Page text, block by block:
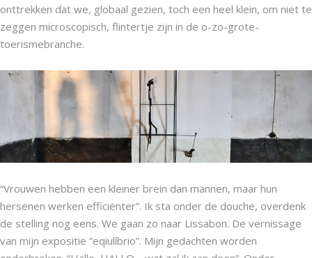
onttrekken dat we, globaal gezien, toch een heel klein, om niet te
zeggen microscopisch, flintertje zijn in de o-zo-grote-
toerismebranche.
“Vrouwen hebben een kleiner brein dan mannen, maar hun
hersenen werken efficiënter”. Ik sta onder de douche, overdenk
de stelling nog eens. We gaan zo naar Lissabon. De vernissage
van mijn expositie “eqiulíbrio”. Mijn gedachten worden